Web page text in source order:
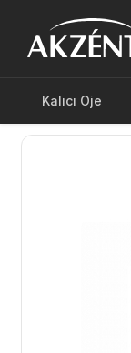
Kalıcı Oje